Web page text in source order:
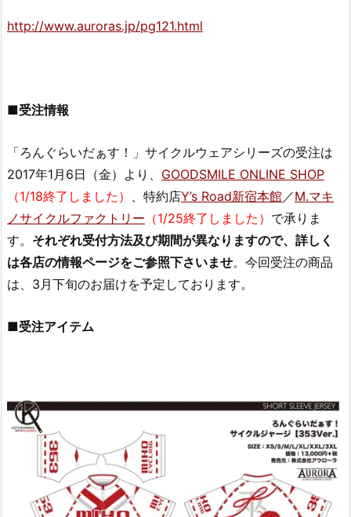
http://www.auroras.jp/pg121.html
■受注情報
「ろんぐらいだぁす！」サイクルウェアシリーズの受注は
2017年1月6日（金）より、 GOODSMILE ONLINE SHOP
（1/18終了しました）
、特約店Y’s Road新宿本館 ／M.マキ
ノサイクルファクトリー （1/25終了しました） で承りま
す。 それぞれ受付方法及び期間が異なりますので、詳しく
は各店の情報ページをご参照下さいませ。今回受注の商品
は、3月下旬のお届けを予定しております。
■受注アイテム